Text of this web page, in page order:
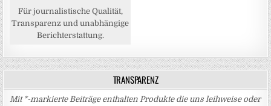
Für journalistische Qualität,
Transparenz und unabhängige
Berichterstattung.
TRANSPARENZ
Mit *-markierte Beiträge enthalten Produkte die uns leihweise oder